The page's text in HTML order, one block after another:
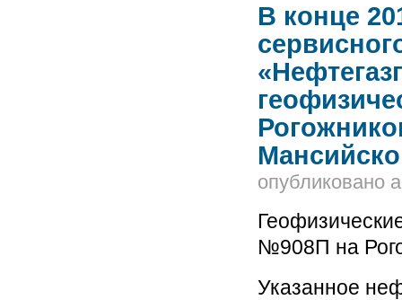
В конце
опубликовано
№908П на
Указанное